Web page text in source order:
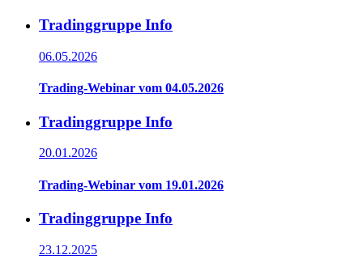
Tradinggruppe Info
06.05.2026
Trading-Webinar vom 04.05.2026
Tradinggruppe Info
20.01.2026
Trading-Webinar vom 19.01.2026
Tradinggruppe Info
23.12.2025